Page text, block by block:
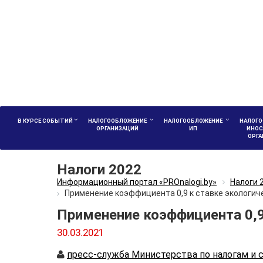
В КУРСЕ СОБЫТИЙ
НАЛОГООБЛОЖЕНИЕ
ОРГАНИЗАЦИЙ
НАЛОГООБЛОЖЕНИЕ
ИП
Налоги 2022
Информационный портал «PROnalogi.by»
Налоги
Применение коэффициента 0,9 к ставке
Применение коэффициента
30.03.2021
Автор
пресс-служба Министерства по налогам и